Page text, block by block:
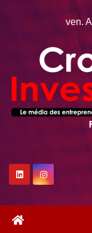
ven.